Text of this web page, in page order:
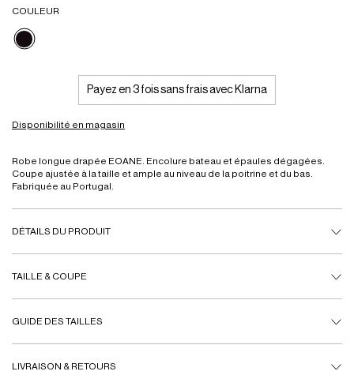
COULEUR
Sélectionné
Payez en 3 fois sans frais avec Klarna
Disponibilité en magasin
Robe longue drapée EOANE. Encolure bateau et épaules dégagées.
Coupe ajustée à la taille et ample au niveau de la poitrine et du bas.
Fabriquée au Portugal.
DÉTAILS DU PRODUIT
TAILLE & COUPE
GUIDE DES TAILLES
LIVRAISON & RETOURS